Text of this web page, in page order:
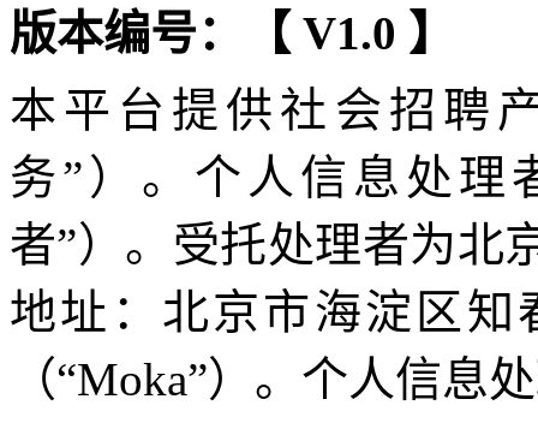
版本编号：【 V1.0 】
本平台提供社会招聘
务”）。个人信息处理
者”）。受托处理者为北
地址：北京市海淀区知
（“Moka”）。个人信息